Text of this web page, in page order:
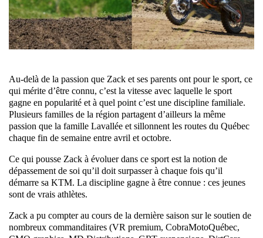
Au-delà de la passion que Zack et ses parents ont pour le sport, ce
qui mérite d’être connu, c’est la vitesse avec laquelle le sport
gagne en popularité et à quel point c’est une discipline familiale.
Plusieurs familles de la région partagent d’ailleurs la même
passion que la famille Lavallée et sillonnent les routes du Québec
chaque fin de semaine entre avril et octobre.
Ce qui pousse Zack à évoluer dans ce sport est la notion de
dépassement de soi qu’il doit surpasser à chaque fois qu’il
démarre sa KTM. La discipline gagne à être connue : ces jeunes
sont de vrais athlètes.
Zack a pu compter au cours de la dernière saison sur le soutien de
nombreux commanditaires (VR premium, CobraMotoQuébec,